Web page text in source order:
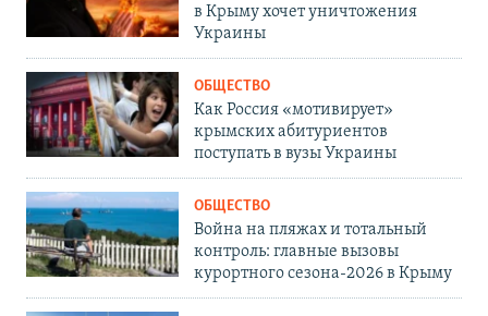
в Крыму хочет уничтожения
Украины
ОБЩЕСТВО
Как Россия «мотивирует»
крымских абитуриентов
поступать в вузы Украины
ОБЩЕСТВО
Война на пляжах и тотальный
контроль: главные вызовы
курортного сезона-2026 в Крыму